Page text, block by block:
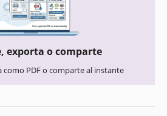
exporta o comparte
PDF o comparte al instante